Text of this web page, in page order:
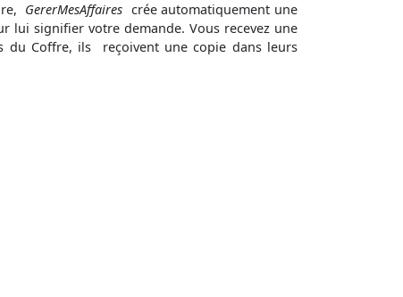
GererMesAffaires crée automatiquement une
lui signifier votre demande. Vous recevez une
du Coffre, ils reçoivent une copie dans leurs